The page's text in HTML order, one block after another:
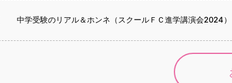
中学受験のリアル＆ホンネ（スクールＦＣ進学講演会2024）